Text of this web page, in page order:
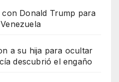
Donald Trump para
a su hija para ocultar
descubrió el engaño